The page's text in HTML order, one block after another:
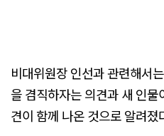
비대위원장 인선과 관련해서
을 겸직하자는 의견과 새 인
견이 함께 나온 것으로 알려졌